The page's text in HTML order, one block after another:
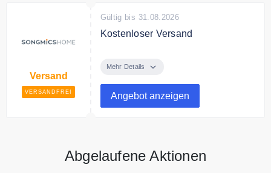
Versand
VERSANDFREI
Gültig bis 31.08.2026
Kostenloser Versand
kostenfrei innerhalb Deutschland.
Mehr Details
Angebot anzeigen
Abgelaufene Aktionen